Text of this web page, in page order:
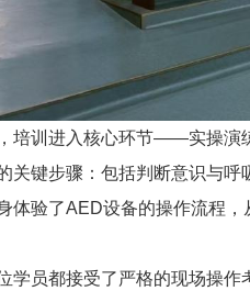
培训进入核心环节——实操演
关键步骤：包括判断意识与
体验了AED设备的操作流程
学员都接受了严格的现场操